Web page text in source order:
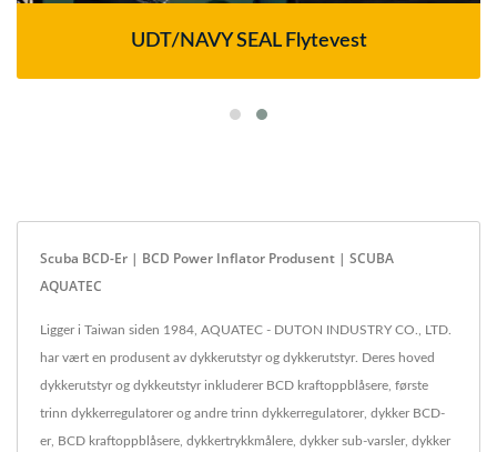
UDT/NAVY SEAL Flytevest
Scuba BCD-Er | BCD Power Inflator Produsent | SCUBA
AQUATEC
Ligger i Taiwan siden 1984, AQUATEC - DUTON INDUSTRY CO., LTD.
har vært en produsent av dykkerutstyr og dykkerutstyr. Deres hoved
dykkerutstyr og dykkeutstyr inkluderer BCD kraftoppblåsere, første
trinn dykkerregulatorer og andre trinn dykkerregulatorer, dykker BCD-
er, BCD kraftoppblåsere, dykkertrykkmålere, dykker sub-varsler, dykker